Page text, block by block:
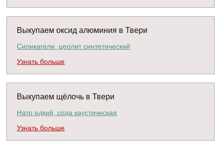
Выкупаем оксид алюминия в Твери
Силикагели, цеолит синтетический
Узнать больше
Выкупаем щёлочь в Твери
Натр едкий, сода каустическая
Узнать больше